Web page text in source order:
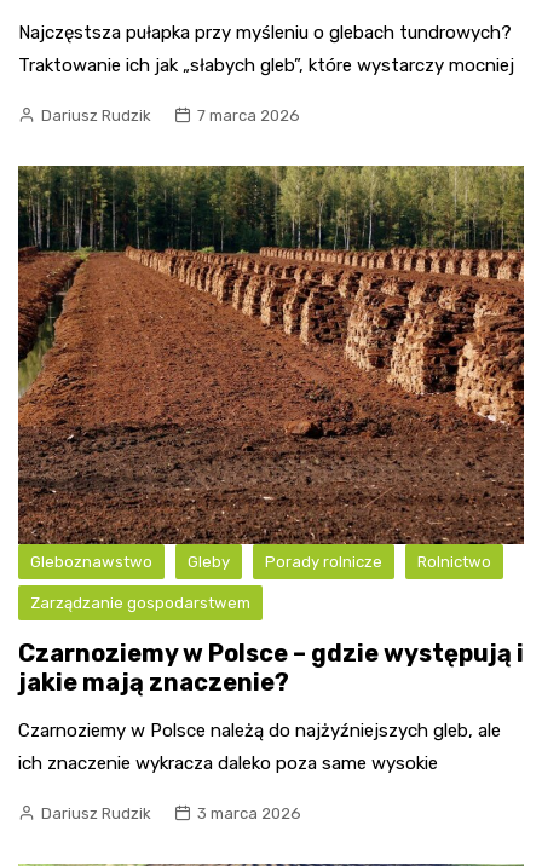
Najczęstsza pułapka przy myśleniu o glebach tundrowych?
Traktowanie ich jak „słabych gleb”, które wystarczy mocniej
Dariusz Rudzik 7 marca 2026
Gleboznawstwo Gleby Porady rolnicze Rolnictwo
Zarządzanie gospodarstwem
Czarnoziemy w Polsce – gdzie występują i
jakie mają znaczenie?
Czarnoziemy w Polsce należą do najżyźniejszych gleb, ale
ich znaczenie wykracza daleko poza same wysokie
Dariusz Rudzik 3 marca 2026